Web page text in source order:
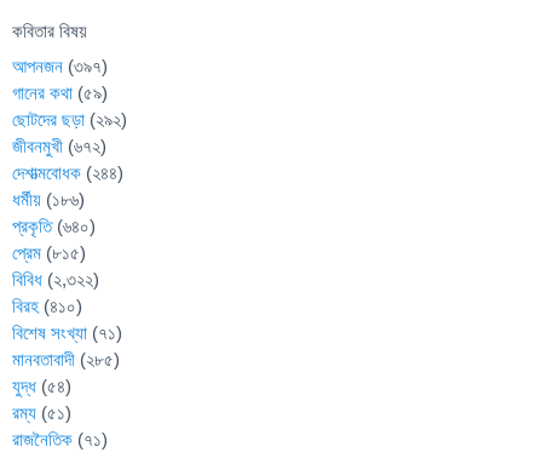
কবিতার বিষয়
আপনজন (৩৯৭)
গানের কথা (৫৯)
ছোটদের ছড়া (২৯২)
জীবনমুখী (৬৭২)
দেশাত্মবোধক (২৪৪)
ধর্মীয় (১৮৬)
প্রকৃতি(৬৪০)
প্রেম (৮১৫)
বিবিধ (২,৩২২)
বিরহ (৪১০)
বিশেষ সংখ্যা (৭১)
মানবতাবাদী (২৮৫)
যুদ্ধ (৫৪)
রম্য (৫১)
রাজনৈতিক (৭১)